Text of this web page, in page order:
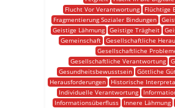
Flucht Vor Verantwortung
Flüchtige
Fragmentierung Sozialer Bindungen
Geistige Lähmung
Geistige Trägheit
Gemeinschaft
Gesellschaftliche
Gesellschaftliche
Gesellschaftliche Verantwortung
Gesundheitsbewusstsein Göttliche
Herausforderungen
Historische
Individuelle Verantwortung
Informationsüberfluss
Innere Lähmung